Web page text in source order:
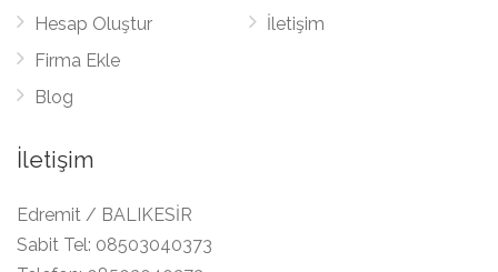
Hesap Oluştur
Firma Ekle
Blog
İletişim
İletişim
Edremit / BALIKESİR
Sabit Tel: 08503040373